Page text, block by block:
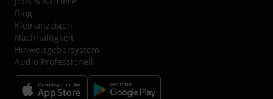
Blog
Kleinanzeigen
Nachhaltigkeit
Hinweisgebersystem
Audio Professionell